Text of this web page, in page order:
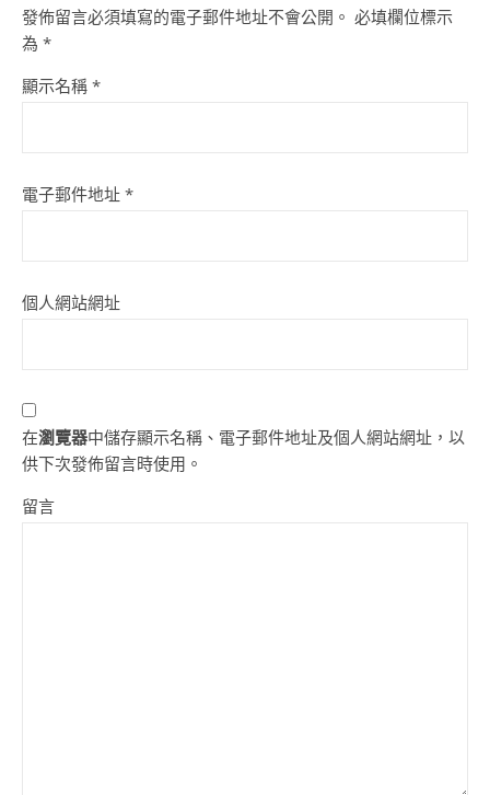
發佈留言必須填寫的電子郵件地址不會公開。 必填欄位標示
為 *
顯示名稱 *
電子郵件地址 *
個人網站網址
在瀏覽器中儲存顯示名稱、電子郵件地址及個人網站網址，以
供下次發佈留言時使用。
留言